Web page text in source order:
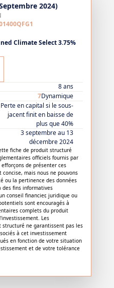
2024)
Climate Select 3.75%
8 ans
7Dynamique
Perte en capital si le sous-
jacent finit en baisse de
plus que 40%
3 septembre au 13
décembre 2024
fiche de produit structuré
officiels fournis par
de présenter ces
mais nous ne pouvons
ou la pertinence des données
des fins informatives
conseil financier, juridique ou
sont encouragés à
complets du produit
Les
structuré ne garantissent pas les
à cet investissement
en fonction de votre situation
et de votre tolérance